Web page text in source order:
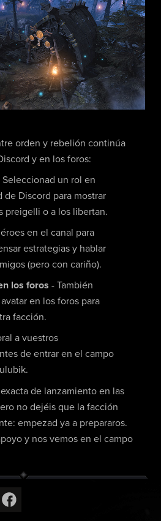
orden y rebelión continúa
y en los foros:
Seleccionad un rol en
de Discord para mostrar
preigelli o a los libertan.
en el canal para
estrategias y hablar
(pero con cariño).
los foros - También
en los foros para
facción.
a vuestros
de entrar en el campo
de lanzamiento en las
no dejéis que la facción
empezad ya a prepararos.
y nos vemos en el campo